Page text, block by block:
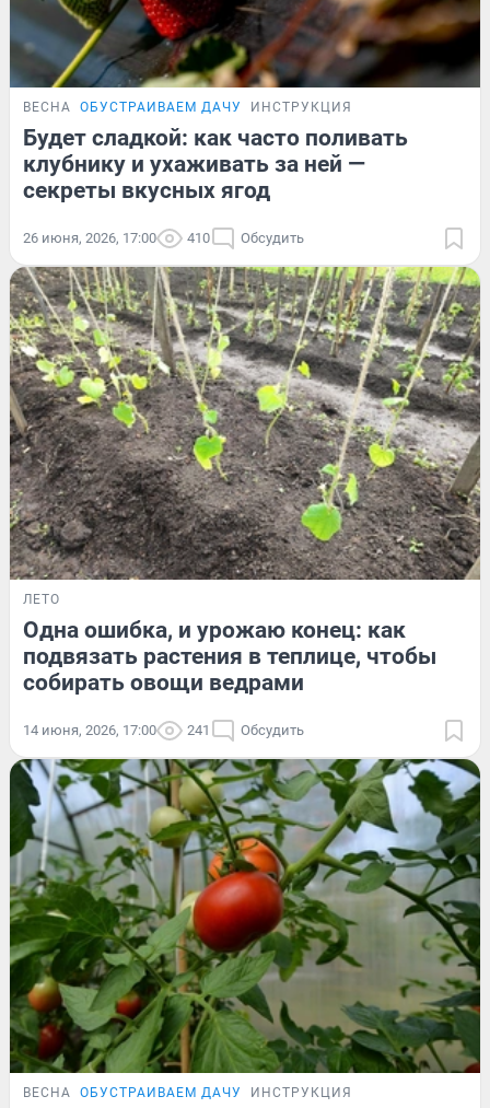
ВЕСНА ОБУСТРАИВАЕМ ДАЧУ ИНСТРУКЦИЯ
Будет сладкой: как часто поливать
клубнику и ухаживать за ней —
секреты вкусных ягод
26 июня, 2026, 17:00 410 Обсудить
ЛЕТО
Одна ошибка, и урожаю конец: как
подвязать растения в теплице, чтобы
собирать овощи ведрами
14 июня, 2026, 17:00 241 Обсудить
ВЕСНА ОБУСТРАИВАЕМ ДАЧУ ИНСТРУКЦИЯ